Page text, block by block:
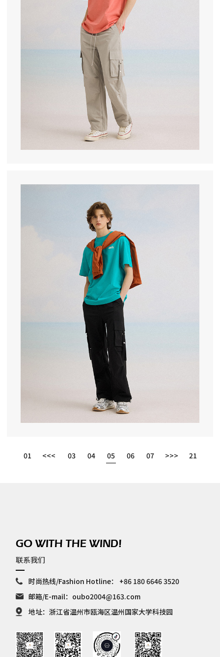
01 <<< 03 04 05 06 07 >>> 21
GO WITH THE WIND!
联系我们
时尚热线/Fashion Hotline：
+86 180 6646 3520
邮箱/E-mail： oubo2004@163.com
地址：浙江省温州市瓯海区温州国家大学科技园